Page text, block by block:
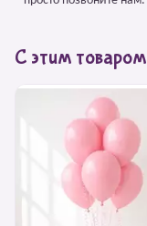
С этим